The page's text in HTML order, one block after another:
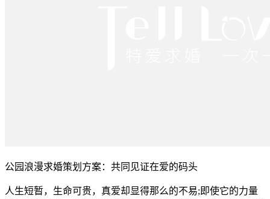
公园浪漫求婚策划方案：共同见证在爱的码头
人生短暂，生命可贵，真爱却显得那么的不易;即使它的力量